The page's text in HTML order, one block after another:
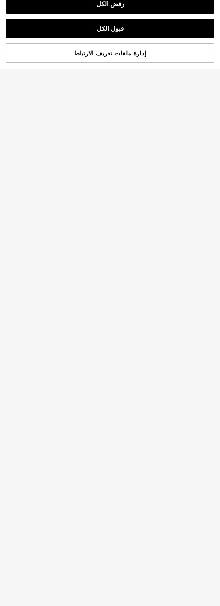
أضف إلى عربة التسوق بنجاح
رفض الكل
قبول الكل
إدارة ملفات تعريف الارتباط